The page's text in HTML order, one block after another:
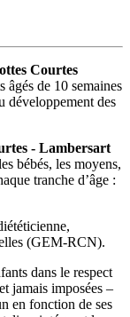
Courtes
âgés de 10 semaines
développement des
- Lambersart
bébés, les moyens,
tranche d’âge :
(GEM-RCN).
dans le respect
jamais imposées –
en fonction de ses